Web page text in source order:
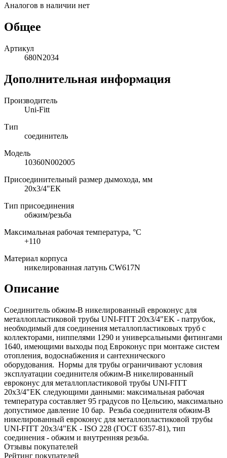
Аналогов в наличии нет
Общее
Артикул
680N2034
Дополнительная информация
Производитель
Uni-Fitt
Тип
соединитель
Модель
10360N002005
Присоединительный размер дымохода, мм
20x3/4"ЕК
Тип присоединения
обжим/резьба
Максимальная рабочая температура, °C
+110
Материал корпуса
никелированная латунь CW617N
Описание
Соединитель обжим-В никелированный евроконус для
металлопластиковой трубы UNI-FITT 20х3/4"EK - патрубок,
необходимый для соединения металлопластиковых труб с
коллекторами, ниппелями 1290 и универсальными фитингами
1640, имеющими выходы под Евроконус при монтаже систем
отопления, водоснабжения и сантехнического
оборудования. Нормы для трубы ограничивают условия
эксплуатации соединителя обжим-В никелированный
евроконус для металлопластиковой трубы UNI-FITT
20х3/4"EK следующими данными: максимальная рабочая
температура составляет 95 градусов по Цельсию, максимально
допустимое давление 10 бар. Резьба соединителя обжим-В
никелированный евроконус для металлопластиковой трубы
UNI-FITT 20х3/4"EK - ISO 228 (ГОСТ 6357-81), тип
соединения - обжим и внутренняя резьба.
Отзывы покупателей
Рейтинг покупателей